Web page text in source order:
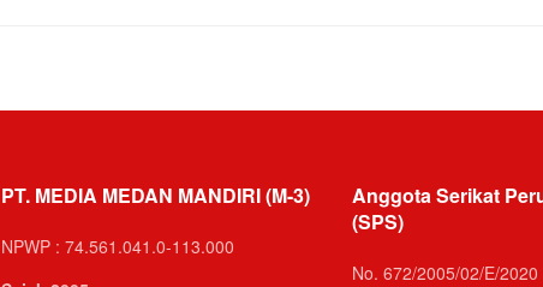
PT. MEDIA MEDAN MANDIRI (M-3)
NPWP : 74.561.041.0-113.000
Anggota Serikat
(SPS)
No. 672/2005/02/E/2020